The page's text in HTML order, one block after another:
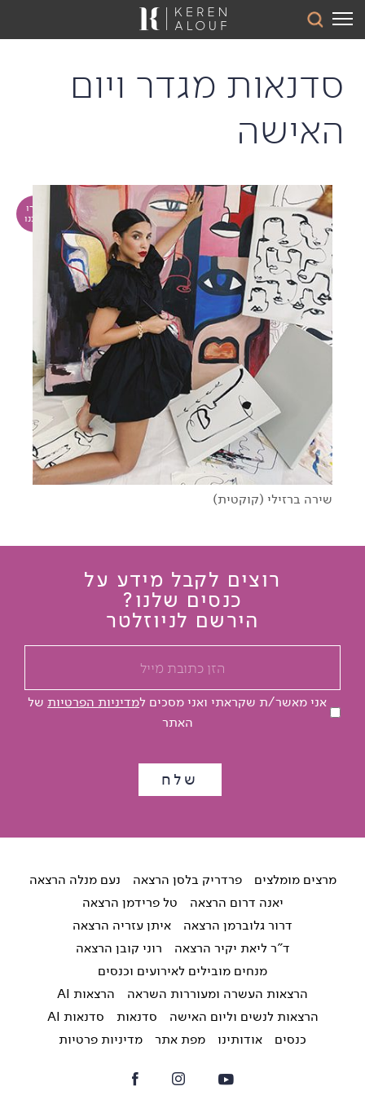
דברו
איתנו
סדנאות מגדר ויום
האישה
The art of letting go
שירה ברזילי (קוקטית)
רוצים לקבל מידע על
כנסים שלנו?
הירשם לניוזלטר
אני מאשר/ת שקראתי ואני מסכים למדיניות הפרטיות של
האתר
מרצים מומלצים פרדריק בלסן הרצאה
נעם מנלה הרצאה
יאנה דרום הרצאה
טל פרידמן הרצאה
דרור גלוברמן הרצאה
איתן עזריה הרצאה
ד"ר ליאת יקיר הרצאה
רוני קובן הרצאה
מנחים מובילים לאירועים וכנסים
הרצאות העשרה ומעוררות השראה
הרצאות AI
הרצאות לנשים וליום האישה
סדנאות
סדנאות AI
כנסים
אודותינו מפת אתר מדיניות פרטיות